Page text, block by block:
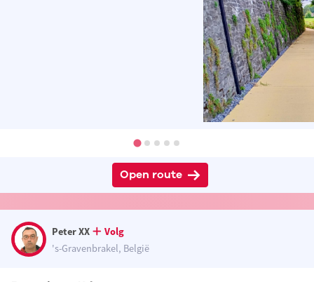
Open route
Peter XX
Volg
's-Gravenbrakel, België